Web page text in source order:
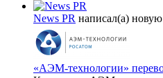
News PR написал(а) новую
«АЭМ-технологии»